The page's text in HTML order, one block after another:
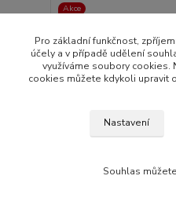
Akce
Pro základní funkčnost,
účely a v případě udělení
využíváme soubory cookies.
cookies můžete kdykoli upravit
Nastavení
Souhlas